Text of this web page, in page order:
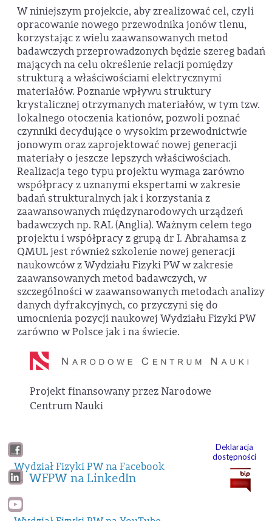
W niniejszym projekcie, aby zrealizować cel, czyli
opracowanie nowego przewodnika jonów tlenu,
korzystając z wielu zaawansowanych metod
badawczych przeprowadzonych będzie szereg badań
mających na celu określenie relacji pomiędzy
strukturą a właściwościami elektrycznymi
materiałów. Poznanie wpływu struktury
krystalicznej otrzymanych materiałów, w tym tzw.
lokalnego otoczenia kationów, pozwoli poznać
czynniki decydujące o wysokim przewodnictwie
jonowym oraz zaprojektować nowej generacji
materiały o jeszcze lepszych właściwościach.
Realizacja tego typu projektu wymaga zarówno
współpracy z uznanymi ekspertami w zakresie
badań strukturalnych jak i korzystania z
zaawansowanych międzynarodowych urządzeń
badawczych np. RAL (Anglia). Ważnym celem tego
projektu i współpracy z grupą dr I. Abrahamsa z
QMUL jest również szkolenie nowej generacji
naukowców z Wydziału Fizyki PW w zakresie
zaawansowanych metod badawczych, w
szczególności w zaawansowanych metodach analizy
danych dyfrakcyjnych, co przyczyni się do
umocnienia pozycji naukowej Wydziału Fizyki PW
zarówno w Polsce jak i na świecie.
Projekt finansowany przez Narodowe
Centrum Nauki
Wydział Fizyki PW na Facebook
WFPW na LinkedIn
Deklaracja
dostępności